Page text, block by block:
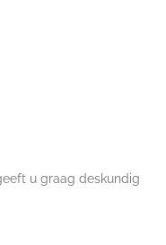
u graag deskundig